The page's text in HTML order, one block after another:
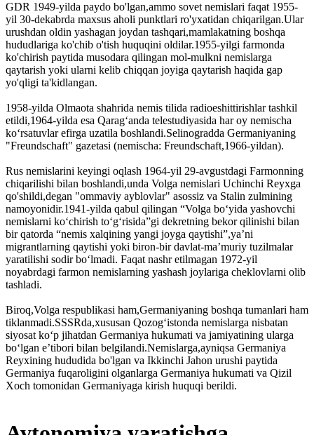
GDR 1949-yilda paydo bo'lgan,ammo sovet nemislari faqat 1955-
yil 30-dekabrda maxsus aholi punktlari ro'yxatidan chiqarilgan.Ular
urushdan oldin yashagan joydan tashqari,mamlakatning boshqa
hududlariga ko'chib o'tish huquqini oldilar.1955-yilgi farmonda
ko'chirish paytida musodara qilingan mol-mulkni nemislarga
qaytarish yoki ularni kelib chiqqan joyiga qaytarish haqida gap
yo'qligi ta'kidlangan.
1958-yilda Olmaota shahrida nemis tilida radioeshittirishlar tashkil
etildi,1964-yilda esa Qaragʻanda telestudiyasida har oy nemischa
koʻrsatuvlar efirga uzatila boshlandi.Selinogradda Germaniyaning
"Freundschaft" gazetasi (nemischa: Freundschaft,1966-yildan).
Rus nemislarini keyingi oqlash 1964-yil 29-avgustdagi Farmonning
chiqarilishi bilan boshlandi,unda Volga nemislari Uchinchi Reyxga
qo'shildi,degan "ommaviy ayblovlar" asossiz va Stalin zulmining
namoyonidir.1941-yilda qabul qilingan “Volga boʻyida yashovchi
nemislarni koʻchirish toʻgʻrisida”gi dekretning bekor qilinishi bilan
bir qatorda “nemis xalqining yangi joyga qaytishi”,yaʼni
migrantlarning qaytishi yoki biron-bir davlat-maʼmuriy tuzilmalar
yaratilishi sodir boʻlmadi. Faqat nashr etilmagan 1972-yil
noyabrdagi farmon nemislarning yashash joylariga cheklovlarni olib
tashladi.
Biroq,Volga respublikasi ham,Germaniyaning boshqa tumanlari ham
tiklanmadi.SSSRda,xususan Qozogʻistonda nemislarga nisbatan
siyosat koʻp jihatdan Germaniya hukumati va jamiyatining ularga
boʻlgan eʼtibori bilan belgilandi.Nemislarga,ayniqsa Germaniya
Reyxining hududida bo'lgan va Ikkinchi Jahon urushi paytida
Germaniya fuqaroligini olganlarga Germaniya hukumati va Qizil
Xoch tomonidan Germaniyaga kirish huquqi berildi.